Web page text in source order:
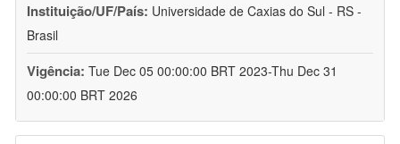
Instituição/UF/País: Universidade de Caxias do Sul - RS -
Brasil
Vigência: Tue Dec 05 00:00:00 BRT 2023-Thu Dec 31
00:00:00 BRT 2026